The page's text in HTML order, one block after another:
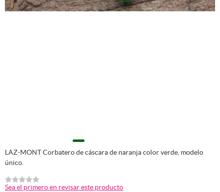
LAZ-MONT Corbatero de cáscara de naranja color verde, modelo
único.
Sea el primero en revisar este producto